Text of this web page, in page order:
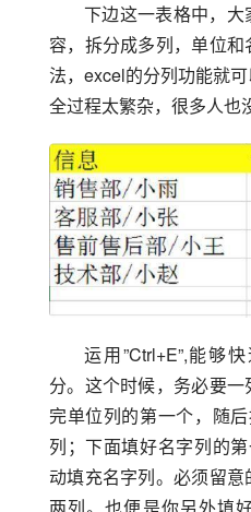
下边这一表格中，
容，拆分成多列，单位
法，excel的分列功能就
全过程太繁杂，很多人也
运用”Ctrl+E”,能够
分。这个时候，务必要
完单位列的第一个，随
列；下面填好名字列的第
动填充名字列。必须留